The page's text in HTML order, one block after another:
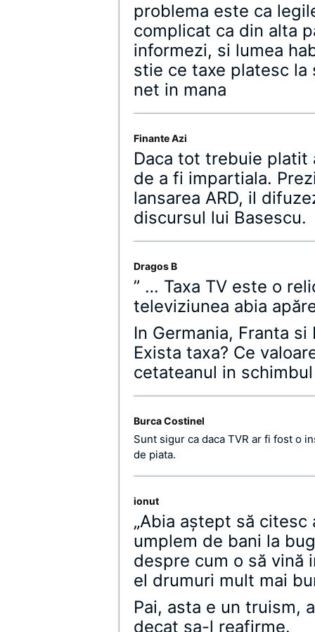
problema este ca
complicat ca din alta
informezi, si lumea
stie ce taxe platesc
net in mana
Finante Azi
Daca tot trebuie platit
de a fi impartiala.
lansarea ARD, il
discursul lui Basescu.
Dragos B
” … Taxa TV este o
televiziunea abia
In Germania, Franta
Exista taxa? Ce
cetateanul in
Burca Costinel
Sunt sigur ca daca TVR ar fi fost o
de piata.
ionut
„Abia aştept să
umplem de bani la
despre cum o să vină
el drumuri mult mai
Pai, asta e un truism,
decat sa-l reafirme.